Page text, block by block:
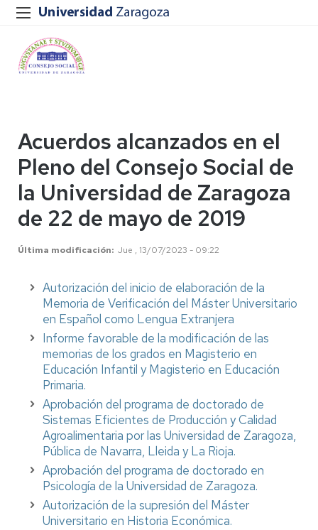
Acuerdos alcanzados en el
Pleno del Consejo Social de
la Universidad de Zaragoza
de 22 de mayo de 2019
Última modificación Jue , 13/07/2023 - 09:22
Autorización del inicio de elaboración de la
Memoria de Verificación del Máster Universitario
en Español como Lengua Extranjera
Informe favorable de la modificación de las
memorias de los grados en Magisterio en
Educación Infantil y Magisterio en Educación
Primaria.
Aprobación del programa de doctorado de
Sistemas Eficientes de Producción y Calidad
Agroalimentaria por las Universidad de Zaragoza,
Pública de Navarra, Lleida y La Rioja.
Aprobación del programa de doctorado en
Psicología de la Universidad de Zaragoza.
Autorización de la supresión del Máster
Universitario en Historia Económica.